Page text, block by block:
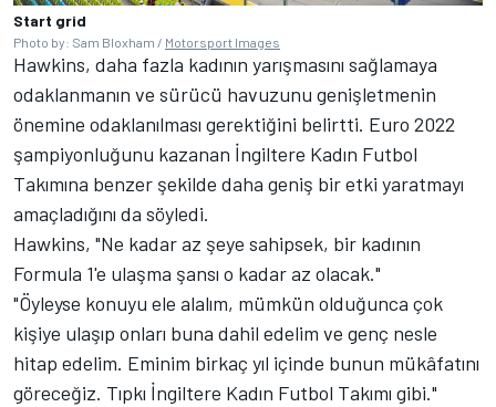
Start grid
Photo by: Sam Bloxham / Motorsport Images
Hawkins, daha fazla kadının yarışmasını sağlamaya
odaklanmanın ve sürücü havuzunu genişletmenin
önemine odaklanılması gerektiğini belirtti. Euro 2022
şampiyonluğunu kazanan İngiltere Kadın Futbol
Takımına benzer şekilde daha geniş bir etki yaratmayı
amaçladığını da söyledi.
Hawkins, "Ne kadar az şeye sahipsek, bir kadının
Formula 1'e ulaşma şansı o kadar az olacak."
"Öyleyse konuyu ele alalım, mümkün olduğunca çok
kişiye ulaşıp onları buna dahil edelim ve genç nesle
hitap edelim. Eminim birkaç yıl içinde bunun mükâfatını
göreceğiz. Tıpkı İngiltere Kadın Futbol Takımı gibi."